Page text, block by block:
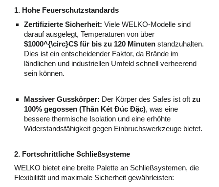
1. Hohe Feuerschutzstandards
Zertifizierte Sicherheit: Viele WELKO-Modelle sind
darauf ausgelegt, Temperaturen von über
$1000^{\circ}C$ für bis zu 120 Minuten standzuhalten.
Dies ist ein entscheidender Faktor, da Brände im
ländlichen und industriellen Umfeld schnell verheerend
sein können.
Massiver Gusskörper: Der Körper des Safes ist oftzu
100% gegossen (Thân Két Đúc Đặc), was eine
bessere thermische Isolation und eine erhöhte
Widerstandsfähigkeit gegen Einbruchswerkzeuge bietet.
2. Fortschrittliche Schließsysteme
WELKO bietet eine breite Palette an Schließsystemen, die
Flexibilität und maximale Sicherheit gewährleisten: